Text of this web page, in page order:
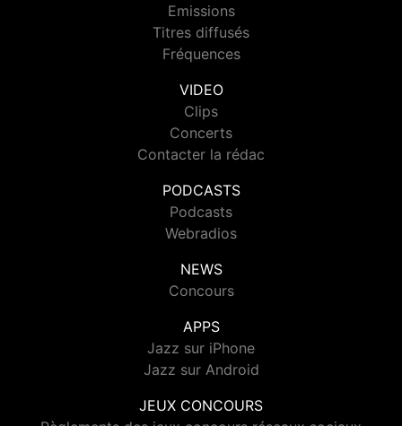
Emissions
Titres diffusés
Fréquences
VIDEO
Clips
Concerts
Contacter la rédac
PODCASTS
Podcasts
Webradios
NEWS
Concours
APPS
Jazz sur iPhone
Jazz sur Android
JEUX CONCOURS